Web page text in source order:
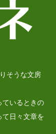
そうな文房
ているときの
て日々文章を